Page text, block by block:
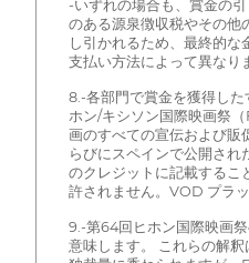
-いずれの場合も、賞金の
のある源泉徴収税やその他
し引かれるため、最終的な
支払い方法によって異なり
8.-各部門で賞金を獲得した
ホン/キシソン国際映画祭
画のすべての宣伝および販
らびにスペインで公開され
のクレジットに記載するこ
許されません。VOD プラッ
9.-第64回ヒホン国際映画
意味します。 これらの解